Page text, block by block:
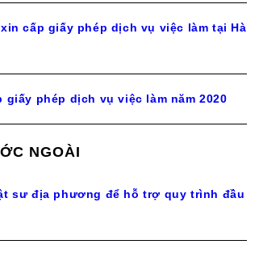
cấp giấy phép dịch vụ việc làm tại Hà
giấy phép dịch vụ việc làm năm 2020
NGOÀI
sư địa phương để hỗ trợ quy trình đầu